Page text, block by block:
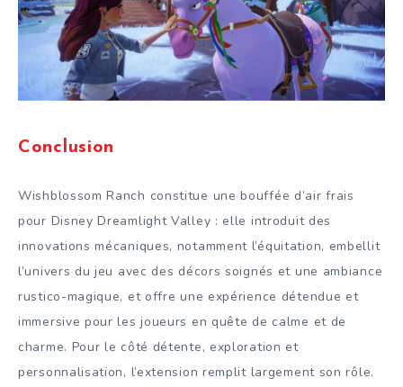
Conclusion
Wishblossom Ranch constitue une bouffée d’air frais
pour Disney Dreamlight Valley : elle introduit des
innovations mécaniques, notamment l’équitation, embellit
l’univers du jeu avec des décors soignés et une ambiance
rustico-magique, et offre une expérience détendue et
immersive pour les joueurs en quête de calme et de
charme. Pour le côté détente, exploration et
personnalisation, l’extension remplit largement son rôle.